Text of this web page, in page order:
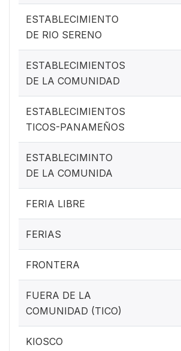
ESTABLECIMIENTO
DE RIO SERENO
ESTABLECIMIENTOS
DE LA COMUNIDAD
ESTABLECIMIENTOS
TICOS-PANAMEÑOS
ESTABLECIMINTO
DE LA COMUNIDA
FERIA LIBRE
FERIAS
FRONTERA
FUERA DE LA
COMUNIDAD (TICO)
KIOSCO